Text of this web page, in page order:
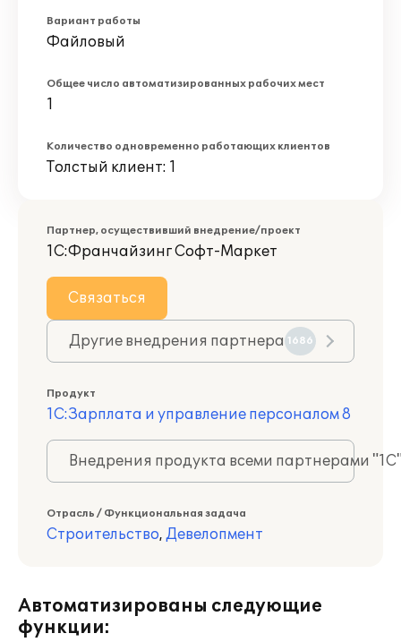
Вариант работы
Файловый
Общее число автоматизированных рабочих мест
1
Количество одновременно работающих клиентов
Толстый клиент: 1
Партнер, осуществивший внедрение/проект
1С:Франчайзинг Софт-Маркет
Связаться
Другие внедрения партнера 1686
Продукт
1С:Зарплата и управление персоналом 8
Внедрения продукта всеми партнерами
Отрасль / Функциональная задача
Строительство, Девелопмент
Автоматизированы следующие
функции: